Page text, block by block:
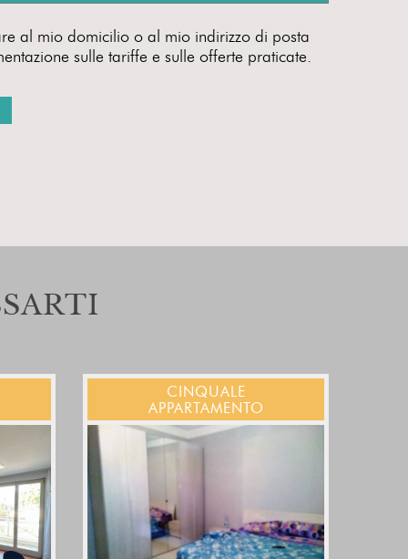
al mio domicilio o al mio indirizzo di posta
sulle tariffe e sulle offerte praticate.
CINQUALE
APPARTAMENTO